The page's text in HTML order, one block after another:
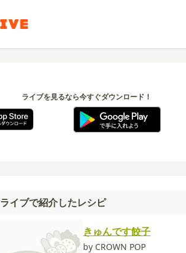
ライブを見るなら今すぐダウンロード！
ライブで紹介したレシピ
きゅんです餃子
by CROWN POP